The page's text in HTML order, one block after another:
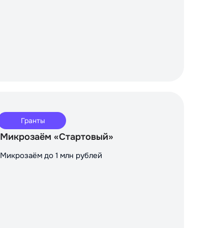
Гранты
Микрозаём «Стартовый»
Микрозаём до 1 млн рублей